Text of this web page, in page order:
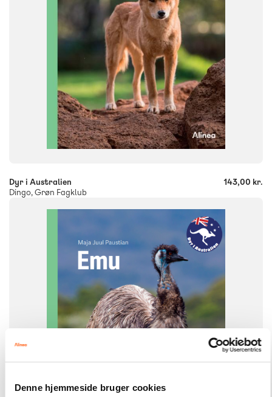
Denne hjemmeside bruger cookies
+
Dyr i Australien
Dingo, Grøn Fagklub
143,00 kr.
1. klasse 2. klasse 3. klasse
Flergangsbog
9788723568731